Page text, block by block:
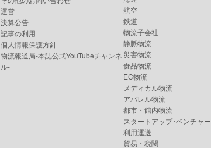
運営
決算公告
記事の利用
個人情報保護方針
物流報道局-本誌公式YouTubeチャンネ
ル-
航空
鉄道
物流子会社
静脈物流
災害物流
食品物流
EC物流
メディカル物流
アパレル物流
都市・館内物流
スタートアップ･ベンチャー
利用運送
貿易・税関